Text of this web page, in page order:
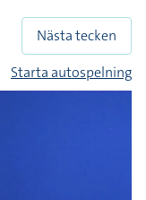
Nästa tecken
Starta autospelning